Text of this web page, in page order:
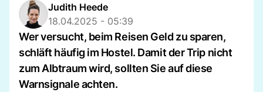
Judith Heede
18.04.2025 - 05:39
Wer versucht, beim Reisen Geld zu sparen,
schläft häufig im Hostel. Damit der Trip nicht
zum Albtraum wird, sollten Sie auf diese
Warnsignale achten.